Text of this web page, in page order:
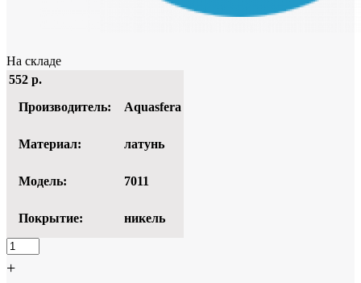
На складе
552 р.
Производитель:
Aquasfera
Материал: латунь
Модель: 7011
Покрытие: никель
+